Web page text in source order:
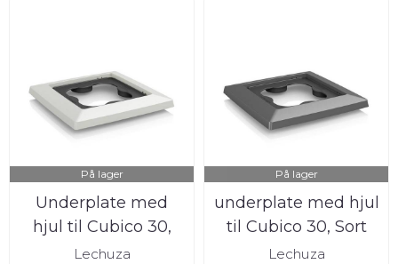
På lager
Underplate med
hjul til Cubico 30,
Hvit
Lechuza
På lager
underplate med hjul
til Cubico 30, Sort
Lechuza